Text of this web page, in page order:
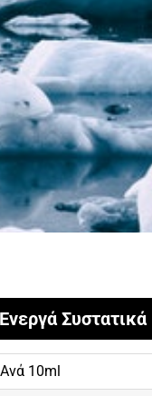
Ενεργά Συστατικά
Ανά 10ml